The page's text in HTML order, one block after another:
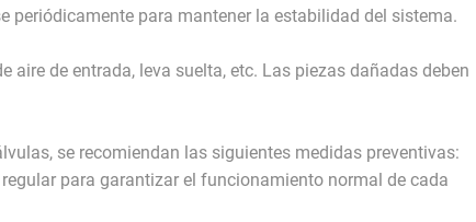
periódicamente para mantener la estabilidad del sistema.
de entrada, leva suelta, etc. Las piezas dañadas deben
se recomiendan las siguientes medidas preventivas:
para garantizar el funcionamiento normal de cada